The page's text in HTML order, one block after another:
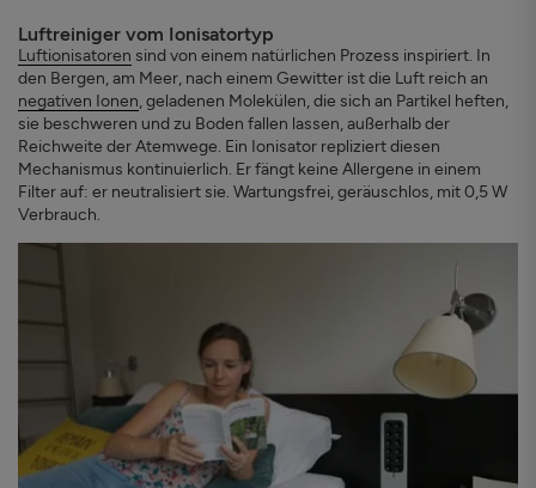
Luftreiniger vom Ionisatortyp
Luftionisatoren sind von einem natürlichen Prozess inspiriert. In
den Bergen, am Meer, nach einem Gewitter ist die Luft reich an
negativen Ionen, geladenen Molekülen, die sich an Partikel heften,
sie beschweren und zu Boden fallen lassen, außerhalb der
Reichweite der Atemwege. Ein Ionisator repliziert diesen
Mechanismus kontinuierlich. Er fängt keine Allergene in einem
Filter auf: er neutralisiert sie. Wartungsfrei, geräuschlos, mit 0,5 W
Verbrauch.